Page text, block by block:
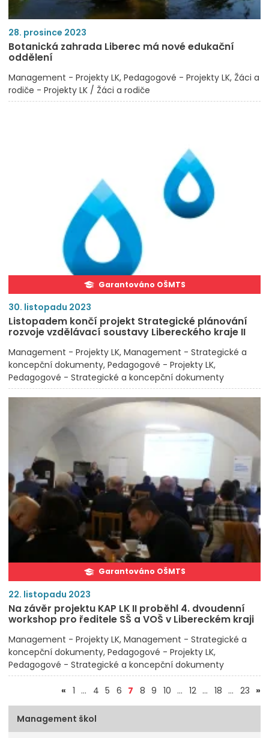
28. prosince 2023
Botanická zahrada Liberec má nové edukační
oddělení
Management - Projekty LK Pedagogové - Projekty LK Žáci a
rodiče - Projekty LK / Žáci a rodiče
Garantováno OŠMTS
30. listopadu 2023
Listopadem končí projekt Strategické plánování
rozvoje vzdělávací soustavy Libereckého kraje II
Management - Projekty LK Management - Strategické a
koncepční dokumenty Pedagogové - Projekty LK
Pedagogové - Strategické a koncepční dokumenty
Garantováno OŠMTS
22. listopadu 2023
Na závěr projektu KAP LK II proběhl 4. dvoudenní
workshop pro ředitele SŠ a VOŠ v Libereckém kraji
Management - Projekty LK Management - Strategické a
koncepční dokumenty Pedagogové - Projekty LK
Pedagogové - Strategické a koncepční dokumenty
« 1 … 4 5 6 7 (aktuální)
8 9 10 … 12 … 18 … 23 »
Management škol